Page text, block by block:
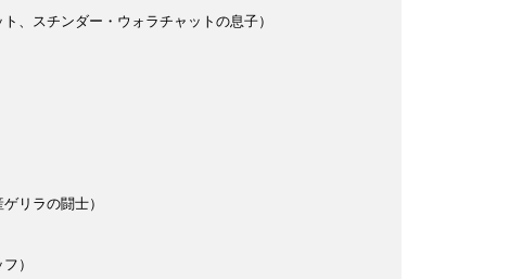
、スチンダー・ウォラチャットの息子）
ゲリラの闘士）
）